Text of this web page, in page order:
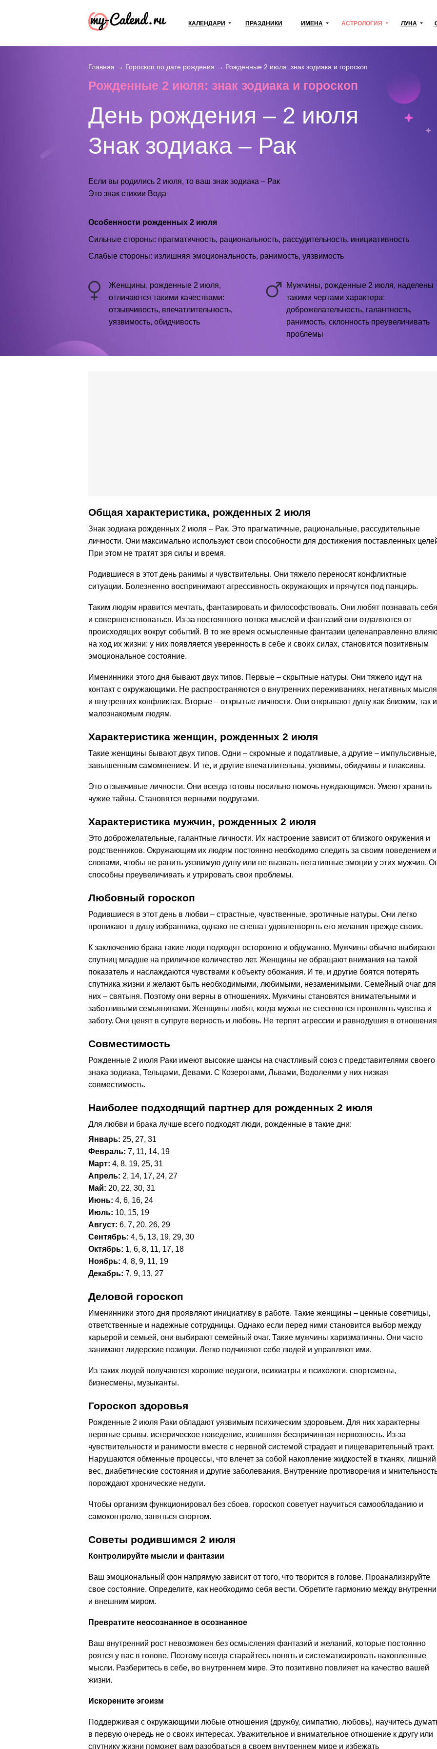
КАЛЕНДАРИ ПРАЗДНИКИ ИМЕНА АСТРОЛОГИЯ ЛУНА
Главная → Гороскоп по дате рождения → Рожденные 2 июля: знак зодиака и гороскоп
Рожденные 2 июля: знак зодиака и гороскоп
День рождения – 2 июля
Знак зодиака – Рак
Если вы родились 2 июля, то ваш знак зодиака – Рак
Это знак стихии Вода
Особенности рожденных 2 июля
Сильные стороны: прагматичность, рациональность, рассудительность, инициативность
Слабые стороны: излишняя эмоциональность, ранимость, уязвимость
Женщины, рожденные 2 июля,
отличаются такими качествами:
отзывчивость, впечатлительность,
уязвимость, обидчивость
Мужчины, рожденные 2 июля, наделены
такими чертами характера:
доброжелательность, галантность,
ранимость, склонность преувеличивать
проблемы
Общая характеристика, рожденных 2 июля
Знак зодиака рожденных 2 июля – Рак. Это прагматичные, рациональные, рассудительные
личности. Они максимально используют свои способности для достижения поставленных
При этом не тратят зря силы и время.
Родившиеся в этот день ранимы и чувствительны. Они тяжело переносят конфликтные
ситуации. Болезненно воспринимают агрессивность окружающих и прячутся под панцирь.
Таким людям нравится мечтать, фантазировать и философствовать. Они любят познавать себя
и совершенствоваться. Из-за постоянного потока мыслей и фантазий они отдаляются от
происходящих вокруг событий. В то же время осмысленные фантазии целенаправленно
на ход их жизни: у них появляется уверенность в себе и своих силах, становится позитивным
эмоциональное состояние.
Именинники этого дня бывают двух типов. Первые – скрытные натуры. Они тяжело идут на
контакт с окружающими. Не распространяются о внутренних переживаниях, негативных
и внутренних конфликтах. Вторые – открытые личности. Они открывают душу как близким, так и
малознакомым людям.
Характеристика женщин, рожденных 2 июля
Такие женщины бывают двух типов. Одни – скромные и податливые, а другие –
завышенным самомнением. И те, и другие впечатлительны, уязвимы, обидчивы и плаксивы.
Это отзывчивые личности. Они всегда готовы посильно помочь нуждающимся. Умеют хранить
чужие тайны. Становятся верными подругами.
Характеристика мужчин, рожденных 2 июля
Это доброжелательные, галантные личности. Их настроение зависит от близкого окружения и
родственников. Окружающим их людям постоянно необходимо следить за своим поведением и
словами, чтобы не ранить уязвимую душу или не вызвать негативные эмоции у этих мужчин.
способны преувеличивать и утрировать свои проблемы.
Любовный гороскоп
Родившиеся в этот день в любви – страстные, чувственные, эротичные натуры. Они легко
проникают в душу избранника, однако не спешат удовлетворять его желания прежде своих.
К заключению брака такие люди подходят осторожно и обдуманно. Мужчины обычно выбирают
спутниц младше на приличное количество лет. Женщины не обращают внимания на такой
показатель и наслаждаются чувствами к объекту обожания. И те, и другие боятся потерять
спутника жизни и желают быть необходимыми, любимыми, незаменимыми. Семейный очаг для
них – святыня. Поэтому они верны в отношениях. Мужчины становятся внимательными и
заботливыми семьянинами. Женщины любят, когда мужья не стесняются проявлять чувства и
заботу. Они ценят в супруге верность и любовь. Не терпят агрессии и равнодушия в
Совместимость
Рожденные 2 июля Раки имеют высокие шансы на счастливый союз с представителями своего
знака зодиака, Тельцами, Девами. С Козерогами, Львами, Водолеями у них низкая
совместимость.
Наиболее подходящий партнер для рожденных 2 июля
Для любви и брака лучше всего подходят люди, рожденные в такие дни:
Январь: 25, 27, 31
Февраль: 7, 11, 14, 19
Март: 4, 8, 19, 25, 31
Апрель: 2, 14, 17, 24, 27
Май: 20, 22, 30, 31
Июнь: 4, 6, 16, 24
Июль: 10, 15, 19
Август: 6, 7, 20, 26, 29
Сентябрь: 4, 5, 13, 19, 29, 30
Октябрь: 1, 6, 8, 11, 17, 18
Ноябрь: 4, 8, 9, 11, 19
Декабрь: 7, 9, 13, 27
Деловой гороскоп
Именинники этого дня проявляют инициативу в работе. Такие женщины – ценные советчицы,
ответственные и надежные сотрудницы. Однако если перед ними становится выбор между
карьерой и семьей, они выбирают семейный очаг. Такие мужчины харизматичны. Они часто
занимают лидерские позиции. Легко подчиняют себе людей и управляют ими.
Из таких людей получаются хорошие педагоги, психиатры и психологи, спортсмены,
бизнесмены, музыканты.
Гороскоп здоровья
Рожденные 2 июля Раки обладают уязвимым психическим здоровьем. Для них характерны
нервные срывы, истерическое поведение, излишняя беспричинная нервозность. Из-за
чувствительности и ранимости вместе с нервной системой страдает и пищеварительный тракт.
Нарушаются обменные процессы, что влечет за собой накопление жидкостей в тканях, лишний
вес, диабетические состояния и другие заболевания. Внутренние противоречия и
порождают хронические недуги.
Чтобы организм функционировал без сбоев, гороскоп советует научиться самообладанию и
самоконтролю, заняться спортом.
Советы родившимся 2 июля
Контролируйте мысли и фантазии
Ваш эмоциональный фон напрямую зависит от того, что творится в голове. Проанализируйте
свое состояние. Определите, как необходимо себя вести. Обретите гармонию между
и внешним миром.
Превратите неосознанное в осознанное
Ваш внутренний рост невозможен без осмысления фантазий и желаний, которые постоянно
роятся у вас в голове. Поэтому всегда старайтесь понять и систематизировать накопленные
мысли. Разберитесь в себе, во внутреннем мире. Это позитивно повлияет на качество вашей
жизни.
Искорените эгоизм
Поддерживая с окружающими любые отношения (дружбу, симпатию, любовь), научитесь
в первую очередь не о своих интересах. Уважительное и внимательное отношение к другу или
спутнику жизни поможет вам разобраться в своем внутреннем мире и избежать